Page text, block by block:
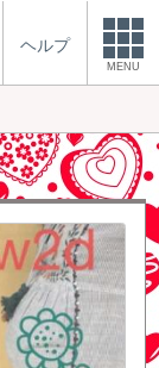
ヘルプ
MENU